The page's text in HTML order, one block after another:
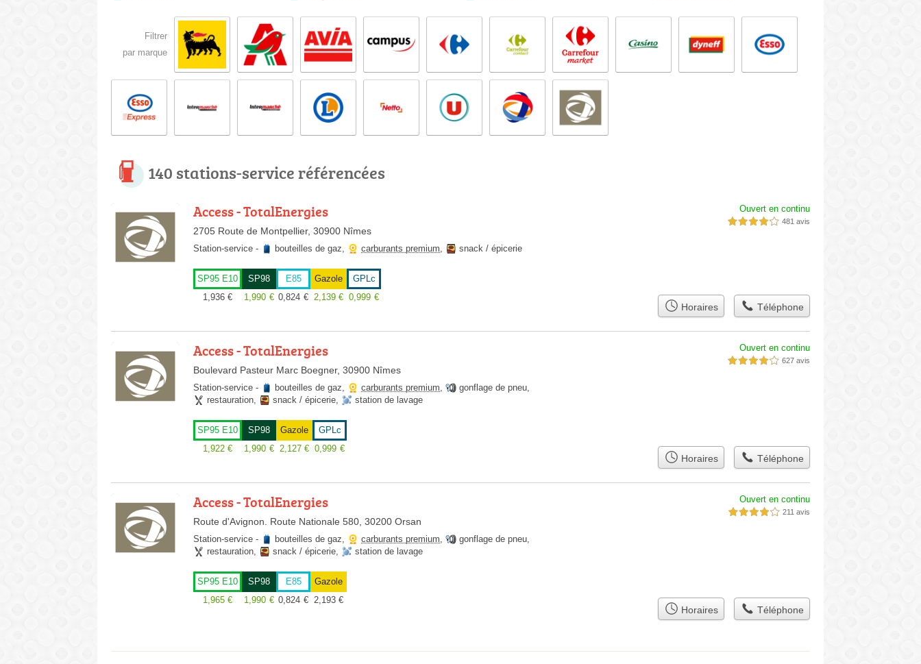
Filtrer
par marque
140 stations-service référencées
Access - TotalEnergies
2705 Route de Montpellier, 30900 Nîmes
Ouvert en continu
4,0 étoiles sur 5 481 avis
Station-service - bouteilles de gaz, carburants premium, snack / épicerie
SP95 E10
1,936 €
SP98
1,990 €
E85
0,824 €
Gazole
2,139 €
GPLc
0,999 €
Horaires Téléphone
Access - TotalEnergies
Boulevard Pasteur Marc Boegner, 30900 Nîmes
Ouvert en continu
4,0 étoiles sur 5 627 avis
Station-service - bouteilles de gaz, carburants premium, gonflage de pneu,
restauration, snack / épicerie, station de lavage
SP95 E10
1,922 €
SP98
1,990 €
Gazole
2,127 €
GPLc
0,999 €
Horaires Téléphone
Access - TotalEnergies
Route d'Avignon. Route Nationale 580, 30200 Orsan
Ouvert en continu
4,0 étoiles sur 5 211 avis
Station-service - bouteilles de gaz, carburants premium, gonflage de pneu,
restauration, snack / épicerie, station de lavage
SP95 E10
1,965 €
SP98
1,990 €
E85
0,824 €
Gazole
2,193 €
Horaires Téléphone